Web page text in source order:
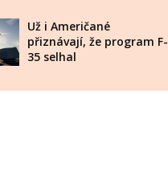
Už i Američané
přiznávají, že program F-
35 selhal